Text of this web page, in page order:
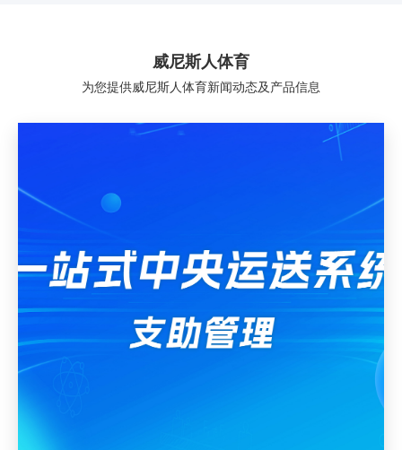
威尼斯人体育
为您提供威尼斯人体育新闻动态及产品信息